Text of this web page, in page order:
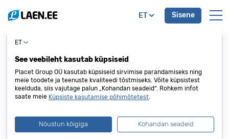
ET Sisene
Reisilaen
Kuni 10 000 € madala intressiga
1 000 €
500 € 10000 €
ET
See veebileht kasutab küpsiseid
Placet Group OÜ kasutab küpsiseid sirvimise parandamiseks ning
meie toodete ja teenuste kvaliteedi tõstmiseks. Võite küpsistest
keelduda, siis vajutage palun „Kohandan seadeid“. Rohkem infot
saate meie Küpsiste kasutamise põhimõtetest.
Nõustun kõigiga Kohandan seadeid